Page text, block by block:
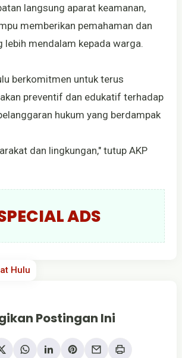
langsung aparat keamanan,
memberikan pemahaman dan
lebih mendalam kepada warga.
berkomitmen untuk terus
preventif dan edukatif terhadap
hukum yang berdampak
dan lingkungan," tutup AKP
ADS
Hulu
Postingan Ini